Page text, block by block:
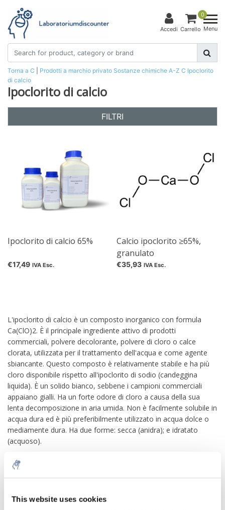
This website uses cookies
Accedi
0
Carrello Menu
Torna a C Prodotti a marchio privato Sostanze chimiche A-Z C Ipoclorito
di calcio
Ipoclorito di calcio
FILTRI
Ipoclorito di calcio 65%
€17,49 IVA Esc.
Calcio ipoclorito ≥65%,
granulato
€35,93 IVA Esc.
L'ipoclorito di calcio è un composto inorganico con formula
Ca(ClO)2. È il principale ingrediente attivo di prodotti
commerciali, polvere decolorante, polvere di cloro o calce
clorata, utilizzata per il trattamento dell'acqua e come agente
sbiancante. Questo composto è relativamente stabile e ha più
cloro disponibile rispetto all'ipoclorito di sodio (candeggina
liquida). È un solido bianco, sebbene i campioni commerciali
appaiano gialli. Ha un forte odore di cloro a causa della sua
lenta decomposizione in aria umida. Non è facilmente solubile in
acqua dura ed è più preferibilmente utilizzato in acqua dolce o
mediamente dura. Ha due forme: secca (anidra); e idratato
(acquoso).
Applicazioni
-Sanificazione
L'ipoclorito di calcio viene spesso utilizzato per disinfettare le